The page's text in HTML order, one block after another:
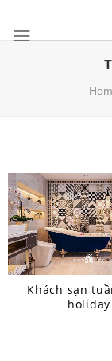
content
Khách sạn
holiday